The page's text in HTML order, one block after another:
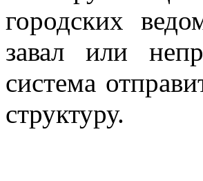
городских
завал или
система
структуру.